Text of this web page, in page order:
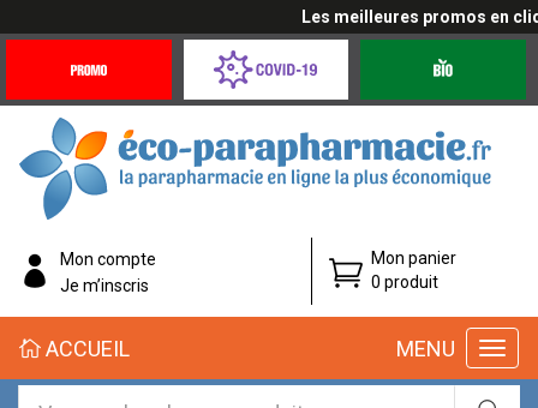
Les meilleures promos en
Offres
Coronavirus
éco-
parapharmacie.fr
éco-
parapharmacie.fr
Mon compte
Je m’inscris
Mon panier
0 produit
MENU
ACCUEIL